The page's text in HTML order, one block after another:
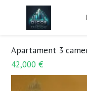
Apartament 3
42,000 €